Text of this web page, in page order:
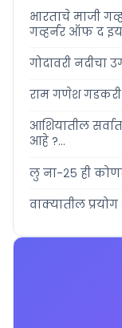
भारताचे माजी
गव्हर्नर ऑफ द
गोदावरी नदीचा
राम गणेश गडकरी
आशियातील
आहे ?...
लु ना-२५ ही
वाक्यातील